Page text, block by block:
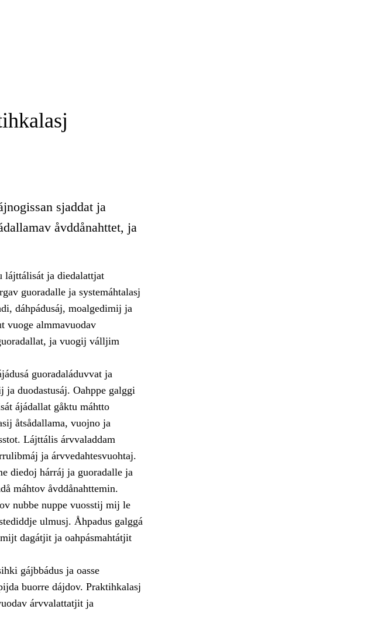
sjaddat ja
åvddånahttet, ja
lájttálisát ja diedalattjat
guoradalle ja systemáhtalasj
dáhpádusáj, moalgedimij ja
vuoge almmavuodav
ja vuogij válljim
guoradaláduvvat ja
duodastusáj. Oahppe galggi
ájádallat gåktu máhtto
åtsådallama, vuojno ja
Lájttális árvvaladdam
ja árvvedahtesvuohtaj.
diedoj hárráj ja guoradalle ja
máhtov åvddånahttemin.
nubbe nuppe vuosstij mij le
ulmusj. Åhpadus galggá
dagátjit ja oahpásmahtátjit
gájbbádus ja oasse
buorre dájdov. Praktihkalasj
árvvalattatjit ja